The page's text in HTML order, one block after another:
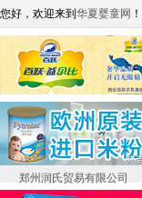
您好，欢迎来到 华夏婴童网 ！
郑州润氏贸易有限公司